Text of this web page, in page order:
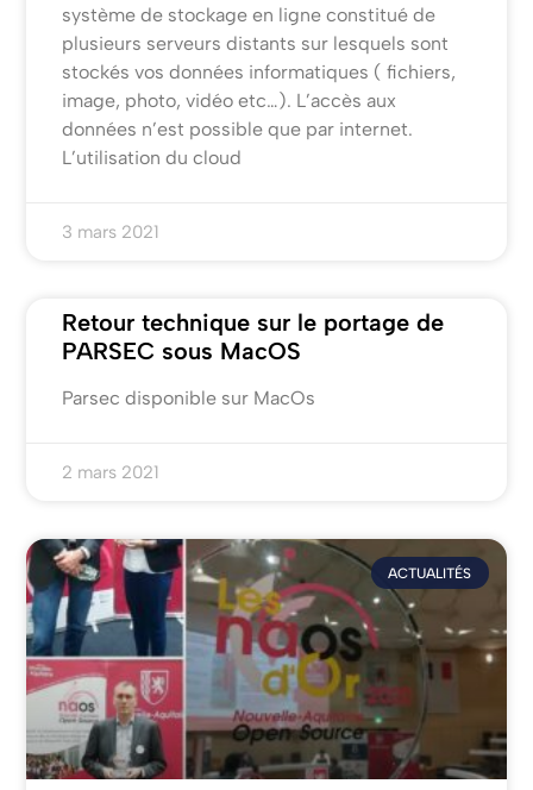
système de stockage en ligne constitué de
plusieurs serveurs distants sur lesquels sont
stockés vos données informatiques ( fichiers,
image, photo, vidéo etc…). L’accès aux
données n’est possible que par internet.
L’utilisation du cloud
3 mars 2021
Retour technique sur le portage de
PARSEC sous MacOS
Parsec disponible sur MacOs
2 mars 2021
ACTUALITÉS